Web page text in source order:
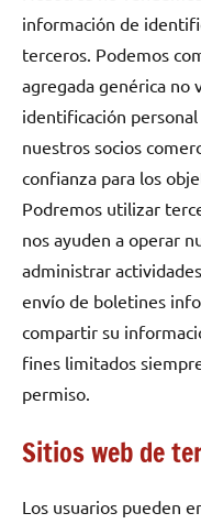
información de
terceros. Podemos
agregada genérica no
identificación
nuestros socios
confianza para los
Podremos utilizar
nos ayuden a operar
administrar
envío de boletines
compartir su
fines limitados
permiso.
Sitios web de
Los usuarios pueden